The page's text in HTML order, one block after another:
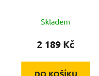
Skladem
2 189 Kč
DO KOŠÍKU